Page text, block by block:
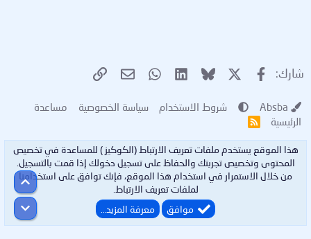
شارك: فيسبوك Bluesky
LinkedIn
WhatsApp
البريد الإلكتروني
الرابط
شروط الاستخدام سياسة الخصوصية
مساعدة
الرئيسية
R
هذا الموقع يستخدم ملفات تعريف الارتباط (الكوكيز ) للمساعدة في تخصيص
المحتوى وتخصيص تجربتك والحفاظ على تسجيل دخولك إذا قمت بالتسجيل.
من خلال الاستمرار في استخدام هذا الموقع، فإنك توافق على استخدامنا
لملفات تعريف الارتباط.
موافق
معرفة المزيد…
أعلى